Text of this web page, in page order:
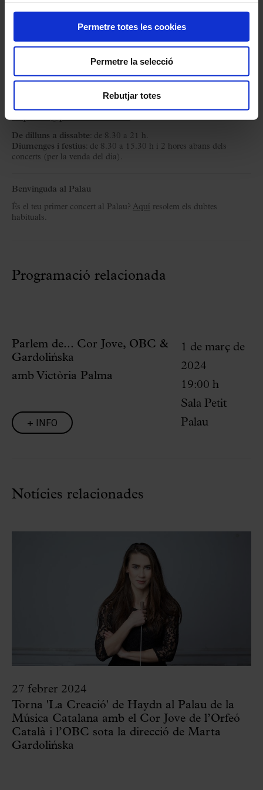
Permetre totes les cookies
Permetre la selecció
Rebutjar totes
Música
C/ Palau de la Música, 4-6,
taquilles@palaumusica.cat
De dilluns a dissabte: de 8.30 a 21 h.
Diumenges i festius: de 8.30 a 15.30 h i 2 hores abans dels
concerts (per la venda del dia).
Benvinguda al Palau
És el teu primer concert al Palau? Aquí resolem els dubtes
habituals.
Programació relacionada
Parlem de... Cor Jove, OBC &
Gardolińska
amb Victòria Palma
+ INFO
1 de març de
2024
19:00 h
Sala Petit
Palau
Notícies relacionades
27 febrer 2024
Torna 'La Creació' de Haydn al Palau de la
Música Catalana amb el Cor Jove de l’Orfeó
Català i l’OBC sota la direcció de Marta
Gardolińska